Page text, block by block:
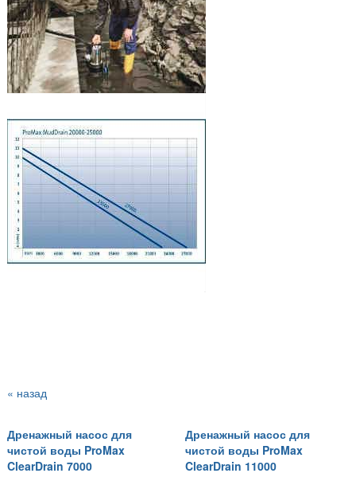
« назад
Дренажный насос для
чистой воды ProMax
ClearDrain 7000
Дренажный насос для
чистой воды ProMax
ClearDrain 11000